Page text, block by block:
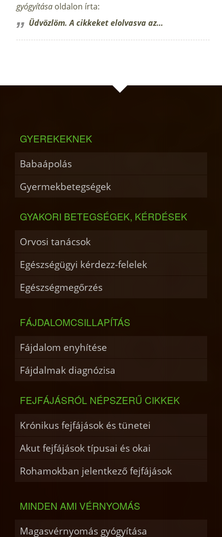
gyógyítása oldalon írta:
Üdvözlöm. A cikkeket elolvasva az…
GYEREKEKNEK
Babaápolás
Gyermekbetegségek
GYAKORI BETEGSÉGEK, KÉRDÉSEK
Orvosi tanácsok
Egészségügyi kérdezz-felelek
Egészségmegőrzés
FÁJDALOMCSILLAPÍTÁS
Fájdalom enyhítése
Fájdalmak diagnózisa
FEJFÁJÁSRÓL NÉPSZERŰ CIKKEK
Krónikus fejfájások és tünetei
Akut fejfájások típusai és okai
Rohamokban jelentkező fejfájások
MINDEN AMI VÉRNYOMÁS
Magasvérnyomás gyógyítása